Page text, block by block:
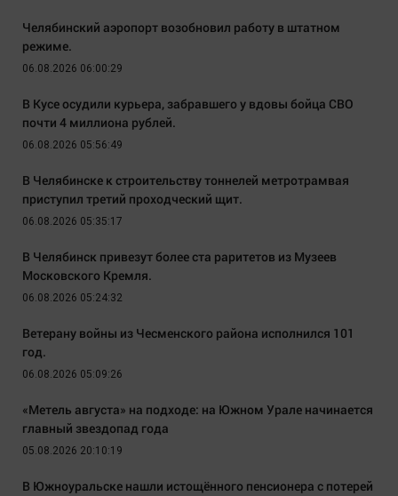
Челябинский аэропорт возобновил работу в штатном
режиме.
06.08.2026 06:00:29
В Кусе осудили курьера, забравшего у вдовы бойца СВО
почти 4 миллиона рублей.
06.08.2026 05:56:49
В Челябинске к строительству тоннелей метротрамвая
приступил третий проходческий щит.
06.08.2026 05:35:17
В Челябинск привезут более ста раритетов из Музеев
Московского Кремля.
06.08.2026 05:24:32
Ветерану войны из Чесменского района исполнился 101
год.
06.08.2026 05:09:26
«Метель августа» на подходе: на Южном Урале начинается
главный звездопад года
05.08.2026 20:10:19
В Южноуральске нашли истощённого пенсионера с потерей